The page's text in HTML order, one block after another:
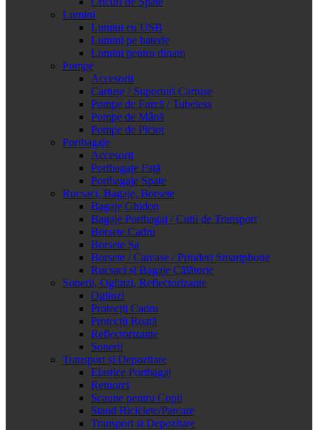
Lumini
Lumini cu USB
Lumini pe baterie
Lumini pentru dinam
Pompe
Accesorii
Cartușe / Suporturi Cartușe
Pompe de Furcă / Tubeless
Pompe de Mână
Pompe de Picior
Portbagaje
Accesorii
Portbagaje Față
Portbagaje Spate
Rucsaci, Bagaje, Borsete
Bagaje Ghidon
Bagaje Portbagaj / Cutii de Transport
Borsete Cadru
Borsete Șa
Borsete / Carcase / Prinderi Smartphone
Rucsaci și Bagaje Călătorie
Sonerii, Oglinzi, Reflectorizante
Oglinzi
Protecții Cadru
Protecții Roată
Reflectorizante
Sonerii
Transport și Depozitare
Elastice Portbagaj
Remorci
Scaune pentru Copii
Stand Biciclete/Parcare
Transport si Depozitare